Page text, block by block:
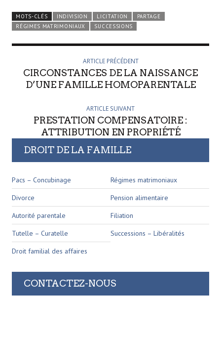
MOTS-CLÉS INDIVISION LICITATION
PARTAGE
RÉGIMES MATRIMONIAUX
SUCCESSIONS
ARTICLE PRÉCÉDENT
CIRCONSTANCES DE LA NAISSANCE
D’UNE FAMILLE HOMOPARENTALE
ARTICLE SUIVANT
PRESTATION COMPENSATOIRE :
ATTRIBUTION EN PROPRIÉTÉ
DROIT DE LA FAMILLE
Pacs – Concubinage
Régimes matrimoniaux
Divorce
Pension alimentaire
Autorité parentale
Filiation
Tutelle – Curatelle
Successions – Libéralités
Droit familial des affaires
CONTACTEZ-NOUS